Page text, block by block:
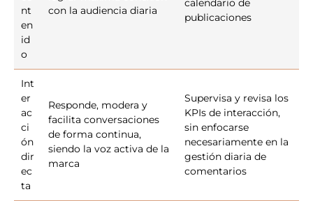
nt
en
id
o
con la audiencia diaria
calendario de
publicaciones
Int
er
ac
ci
ón
dir
ec
ta
Responde, modera y
facilita conversaciones
de forma continua,
siendo la voz activa de la
marca
Supervisa y revisa los
KPIs de interacción,
sin enfocarse
necesariamente en la
gestión diaria de
comentarios